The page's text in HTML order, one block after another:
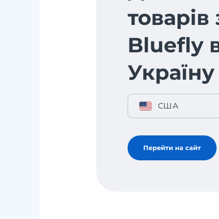
товарів
Bluefly
Україну
США
Перейти на сайт